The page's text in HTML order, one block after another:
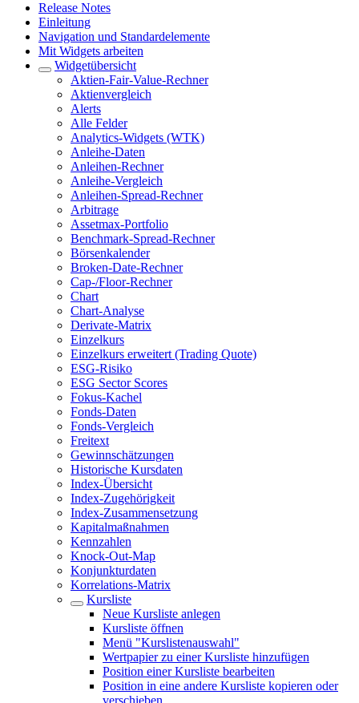
Release Notes
Einleitung
Navigation und Standardelemente
Mit Widgets arbeiten
Widgetübersicht
Aktien-Fair-Value-Rechner
Aktienvergleich
Alerts
Alle Felder
Analytics-Widgets (WTK)
Anleihe-Daten
Anleihen-Rechner
Anleihe-Vergleich
Anleihen-Spread-Rechner
Arbitrage
Assetmax-Portfolio
Benchmark-Spread-Rechner
Börsenkalender
Broken-Date-Rechner
Cap-/Floor-Rechner
Chart
Chart-Analyse
Derivate-Matrix
Einzelkurs
Einzelkurs erweitert (Trading Quote)
ESG-Risiko
ESG Sector Scores
Fokus-Kachel
Fonds-Daten
Fonds-Vergleich
Freitext
Gewinnschätzungen
Historische Kursdaten
Index-Übersicht
Index-Zugehörigkeit
Index-Zusammensetzung
Kapitalmaßnahmen
Kennzahlen
Knock-Out-Map
Konjunkturdaten
Korrelations-Matrix
Kursliste
Neue Kursliste anlegen
Kursliste öffnen
Menü "Kurslistenauswahl"
Wertpapier zu einer Kursliste hinzufügen
Position einer Kursliste bearbeiten
Position in eine andere Kursliste kopieren oder
verschieben